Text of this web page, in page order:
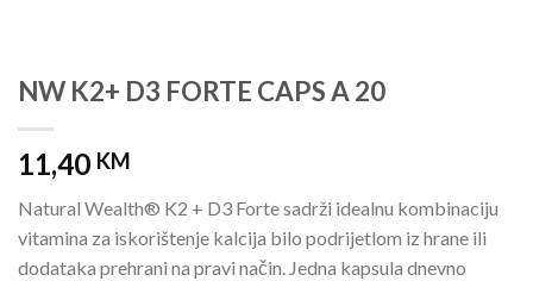
NW K2+ D3 FORTE CAPS A 20
11,40 KM
Natural Wealth® K2 + D3 Forte sadrži idealnu kombinaciju
vitamina za iskorištenje kalcija bilo podrijetlom iz hrane ili
dodataka prehrani na pravi način. Jedna kapsula dnevno